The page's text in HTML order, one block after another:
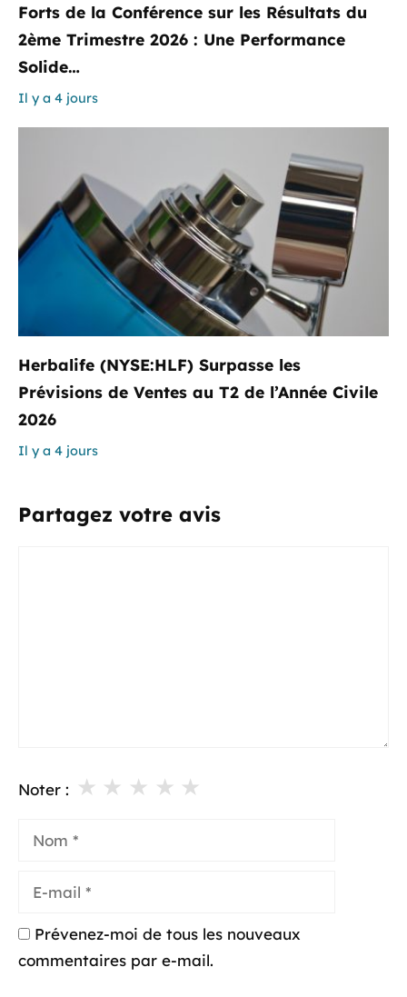
Forts de la Conférence sur les Résultats du
2ème Trimestre 2026 : Une Performance
Solide…
Il y a 4 jours
Herbalife (NYSE:HLF) Surpasse les
Prévisions de Ventes au T2 de l’Année Civile
2026
Il y a 4 jours
Partagez votre avis
Noter : ★
★
★
★
★
mail
Prévenez-moi de tous les nouveaux
commentaires par e-mail.